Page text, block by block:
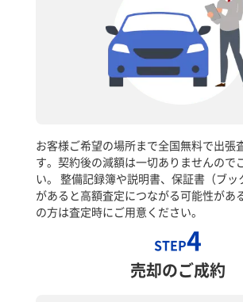
お客様ご希望の場所まで全国無料で出張
す。契約後の減額は一切ありませんので
い。 整備記録簿や説明書、保証書（ブッ
があると高額査定につながる可能性があ
の方は査定時にご用意ください。
STEP4
売却のご成約